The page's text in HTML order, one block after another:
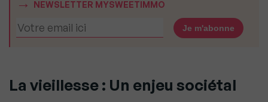
NEWSLETTER MYSWEETIMMO
La vieillesse : Un enjeu sociétal